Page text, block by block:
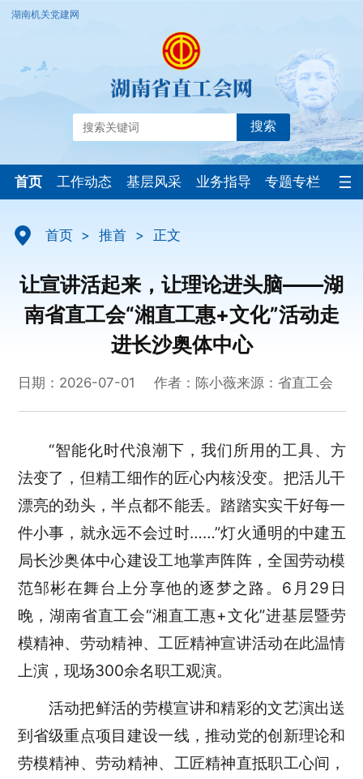
湖南机关党建网
搜索
首页 工作动态 基层风采 业务指导 专题专栏
首页 > 推首 > 正文
让宣讲活起来，让理论进头脑——湖
南省直工会“湘直工惠+文化”活动走
进长沙奥体中心
日期：2026-07-01 作者：陈小薇来源：省直工会
“智能化时代浪潮下，我们所用的工具、方
法变了，但精工细作的匠心内核没变。把活儿干
漂亮的劲头，半点都不能丢。踏踏实实干好每一
件小事，就永远不会过时……”灯火通明的中建五
局长沙奥体中心建设工地掌声阵阵，全国劳动模
范邹彬在舞台上分享他的逐梦之路。6月29日
晚，湖南省直工会“湘直工惠+文化”进基层暨劳
模精神、劳动精神、工匠精神宣讲活动在此温情
上演，现场300余名职工观演。
活动把鲜活的劳模宣讲和精彩的文艺演出送
到省级重点项目建设一线，推动党的创新理论和
劳模精神、劳动精神、工匠精神直抵职工心间，